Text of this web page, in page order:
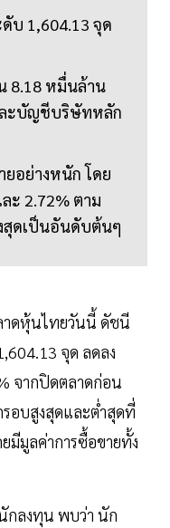
บ 1,604.13 จุด
8.18 หมื่นล้าน
ะบัญชีบริษัทหลัก
ยอย่างหนัก โดย
ะ 2.72% ตาม
สุดเป็นอันดับต้นๆ
าดหุ้นไทยวันนี้ ดัชนี
จุด ลดลง
จากปิดตลาดก่อน
อบสูงสุดและต่ำสุดที่
มีมูลค่าการซื้อขายทั้ง
กลงทุน พบว่า นัก